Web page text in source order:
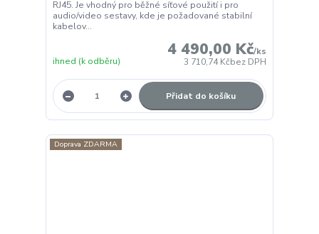
RJ45. Je vhodný pro běžné síťové použití i pro
audio/video sestavy, kde je požadované stabilní
kabelov...
4 490,00 Kč/ks
3 710,74 Kčbez DPH
ihned (k odběru)
Přidat do košíku
Doprava ZDARMA